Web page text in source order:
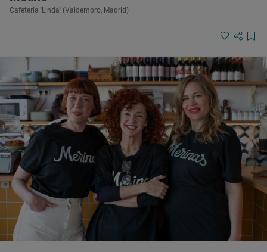
Cafetería 'Linda' (Valdemoro, Madrid)